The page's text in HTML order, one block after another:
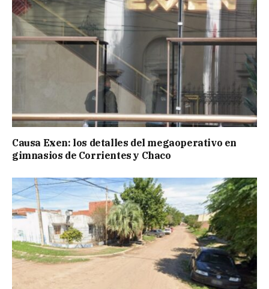
Causa Exen: los detalles del megaoperativo en
gimnasios de Corrientes y Chaco